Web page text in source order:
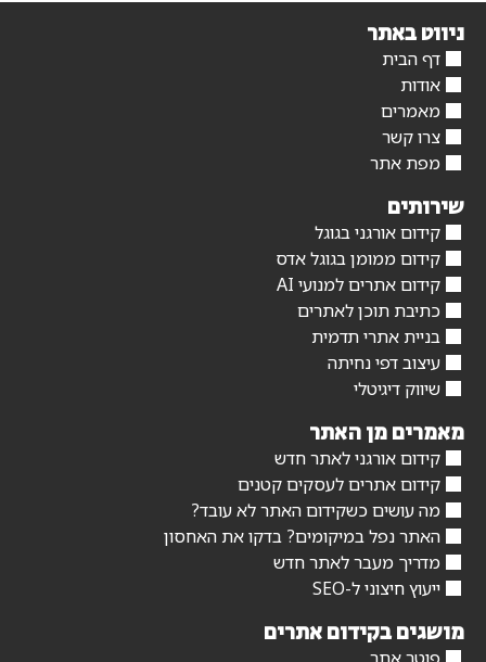
ניווט באתר
דף הבית
אודות
מאמרים
צרו קשר
מפת אתר
שירותים
קידום אורגני בגוגל
קידום ממומן בגוגל אדס
קידום אתרים למנועי AI
כתיבת תוכן לאתרים
בניית אתרי תדמית
עיצוב דפי נחיתה
שיווק דיגיטלי
מאמרים מן האתר
קידום אורגני לאתר חדש
קידום אתרים לעסקים קטנים
מה עושים כשקידום האתר לא עובד?
האתר נפל במיקומים? בדקו את האחסון
מדריך מעבר לאתר חדש
ייעוץ חיצוני ל-SEO
מושגים בקידום אתרים